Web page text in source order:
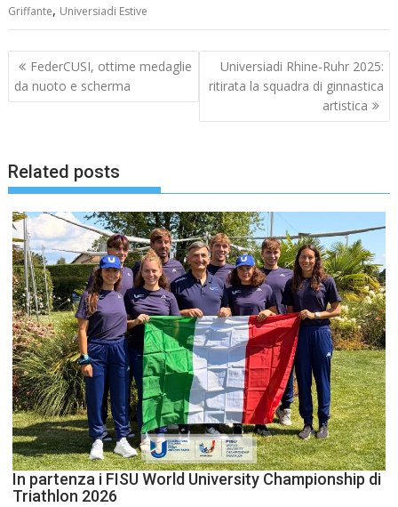
Griffante, Universiadi Estive
Navigazione
articoli
FederCUSI, ottime medaglie
da nuoto e scherma
Universiadi Rhine-Ruhr 2025:
ritirata la squadra di ginnastica
artistica
Related posts
In partenza i FISU World University Championship di
Triathlon 2026